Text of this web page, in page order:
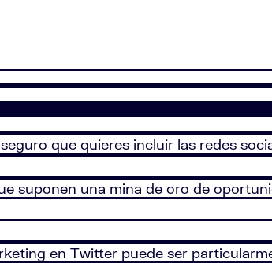
que quieres incluir las redes
suponen una mina de oro de
en Twitter puede ser